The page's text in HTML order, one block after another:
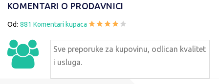
KOMENTARI O PRODAVNICI
Od: 881 Komentari kupaca
Sve preporuke za kupovinu, odlican kvalitet
i usluga.